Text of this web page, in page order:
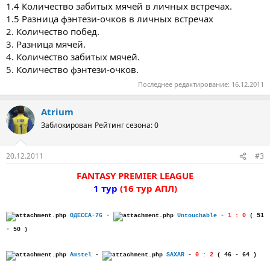
1.4 Количество забитых мячей в личных встречах.
1.5 Разница фэнтези-очков в личных встречах
2. Количество побед.
3. Разница мячей.
4. Количество забитых мячей.
5. Количество фэнтези-очков.
Последнее редактирование: 16.12.2011
Atrium
Заблокирован Рейтинг сезона: 0
20.12.2011 #3
FANTASY PREMIER LEAGUE
1 тур (16 тур АПЛ)
ОДЕССА-76 - Untouchable - 1 : 0 ( 51
- 50 )
Amstel - SAXAR - 0 : 2 ( 46 - 64 )